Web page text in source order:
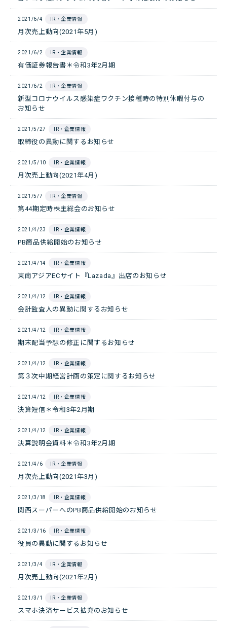
2021/6/4 IR・企業情報
月次売上動向(2021年5月)
2021/6/2 IR・企業情報
有価証券報告書＊令和3年2月期
2021/6/2 IR・企業情報
新型コロナウイルス感染症ワクチン接種時の特別休暇付与の
お知らせ
2021/5/27 IR・企業情報
取締役の異動に関するお知らせ
2021/5/10 IR・企業情報
月次売上動向(2021年4月)
2021/5/7 IR・企業情報
第44期定時株主総会のお知らせ
2021/4/23 IR・企業情報
PB商品供給開始のお知らせ
2021/4/14 IR・企業情報
東南アジアECサイト『Lazada』出店のお知らせ
2021/4/12 IR・企業情報
会計監査人の異動に関するお知らせ
2021/4/12 IR・企業情報
期末配当予想の修正に関するお知らせ
2021/4/12 IR・企業情報
第３次中期経営計画の策定に関するお知らせ
2021/4/12 IR・企業情報
決算短信＊令和3年2月期
2021/4/12 IR・企業情報
決算説明会資料＊令和3年2月期
2021/4/6 IR・企業情報
月次売上動向(2021年3月)
2021/3/18 IR・企業情報
関西スーパーへのPB商品供給開始のお知らせ
2021/3/16 IR・企業情報
役員の異動に関するお知らせ
2021/3/4 IR・企業情報
月次売上動向(2021年2月)
2021/3/1 IR・企業情報
スマホ決済サービス拡充のお知らせ